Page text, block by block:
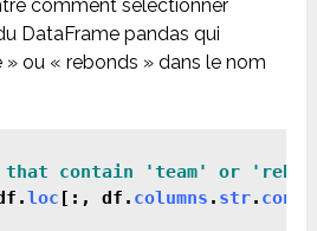
comment sélectionner
DataFrame pandas qui
ou « rebonds » dans le nom
that contain 'team' or
loc [:, df. columns . str.